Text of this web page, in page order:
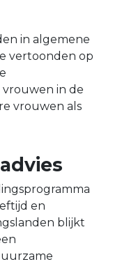
in algemene
vertoonden op
in de
vrouwen als
en
blijkt